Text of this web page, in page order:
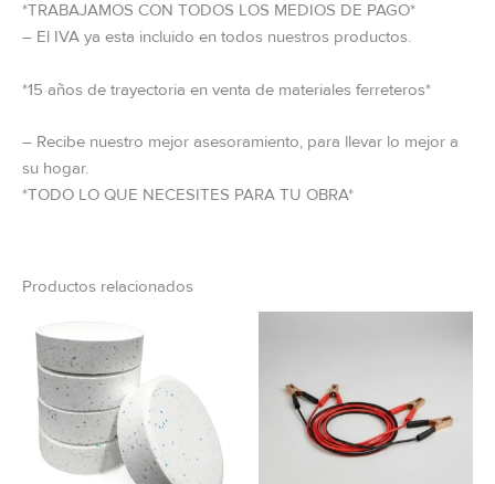
*TRABAJAMOS CON TODOS LOS MEDIOS DE PAGO*
– El IVA ya esta incluido en todos nuestros productos.
*15 años de trayectoria en venta de materiales ferreteros*
– Recibe nuestro mejor asesoramiento, para llevar lo mejor a
su hogar.
*TODO LO QUE NECESITES PARA TU OBRA*
Productos relacionados